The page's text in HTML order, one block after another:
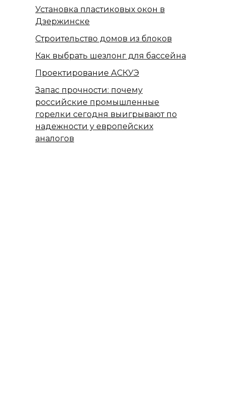
Установка пластиковых окон в
Дзержинске
Строительство домов из блоков
Как выбрать шезлонг для бассейна
Проектирование АСКУЭ
Запас прочности: почему
российские промышленные
горелки сегодня выигрывают по
надежности у европейских
аналогов